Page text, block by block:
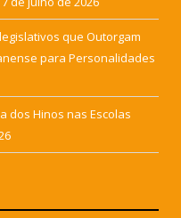
que Outorgam
para Personalidades
dos Hinos nas Escolas